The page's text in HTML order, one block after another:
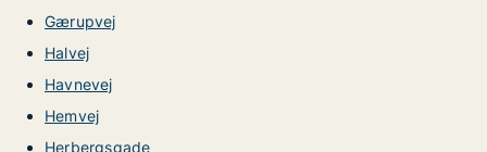
Gærupvej
Halvej
Havnevej
Hemvej
Herbergsgade